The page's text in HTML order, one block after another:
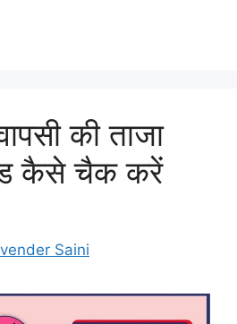
की ताजा
कैसे चैक करें
Saini